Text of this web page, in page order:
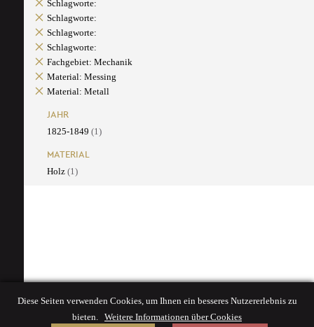
Schlagworte:
Schlagworte:
Schlagworte:
Schlagworte:
Fachgebiet: Mechanik
Material: Messing
Material: Metall
JAHR
1825-1849 (1)
MATERIAL
Holz (1)
Diese Seiten verwenden Cookies, um Ihnen ein besseres Nutzererlebnis zu
bieten. Weitere Informationen über Cookies